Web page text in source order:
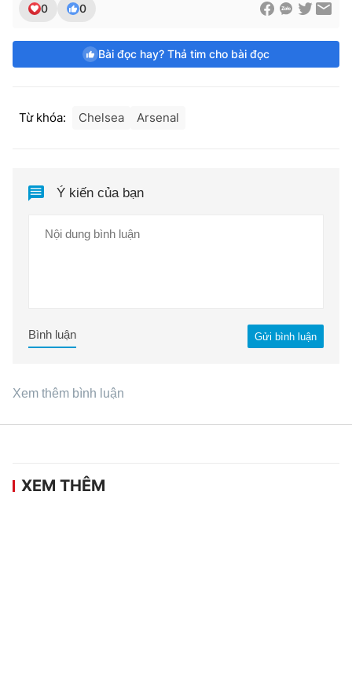
0 0
Bài đọc hay? Thả tim cho bài đọc
Từ khóa: Chelsea Arsenal
Ý kiến của bạn
Gửi bình luận
Bình luận
Xem thêm bình luận
XEM THÊM